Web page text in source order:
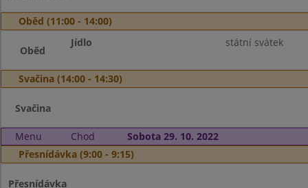
Oběd (11:00 - 14:00)
Oběd
Jídlo státní svátek
Svačina (14:00 - 14:30)
Svačina
Menu Chod
Sobota 29. 10. 2022
Přesnídávka (9:00 - 9:15)
Přesnídávka